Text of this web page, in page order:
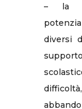
– la
diversi